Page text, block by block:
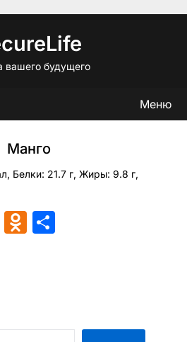
вашего будущего
Меню
Манго
Белки: 21.7 г, Жиры: 9.8 г,
Telegram
Odnoklassniki